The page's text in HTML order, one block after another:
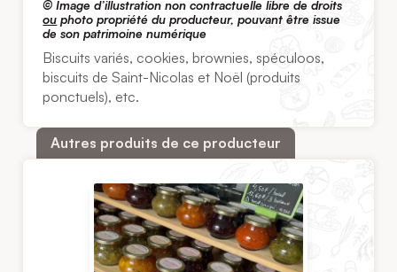
© Image d’illustration non contractuelle libre de droits
ou photo propriété du producteur, pouvant être issue
de son patrimoine numérique
Biscuits variés, cookies, brownies, spéculoos,
biscuits de Saint-Nicolas et Noël (produits
ponctuels), etc.
Autres produits de ce producteur